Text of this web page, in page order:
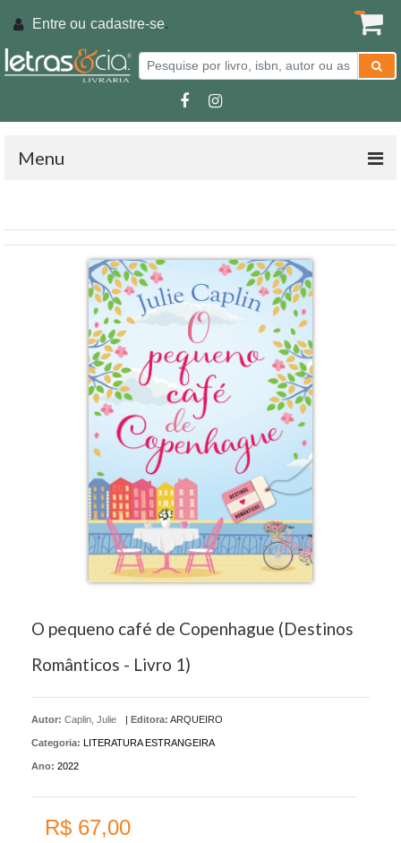
Entre ou cadastre-se.
Menu
O pequeno café de Copenhague (Destinos
Românticos - Livro 1)
Autor: Caplin, Julie Editora: ARQUEIRO
Categoria: LITERATURA ESTRANGEIRA
Ano: 2022
R$ 67,00